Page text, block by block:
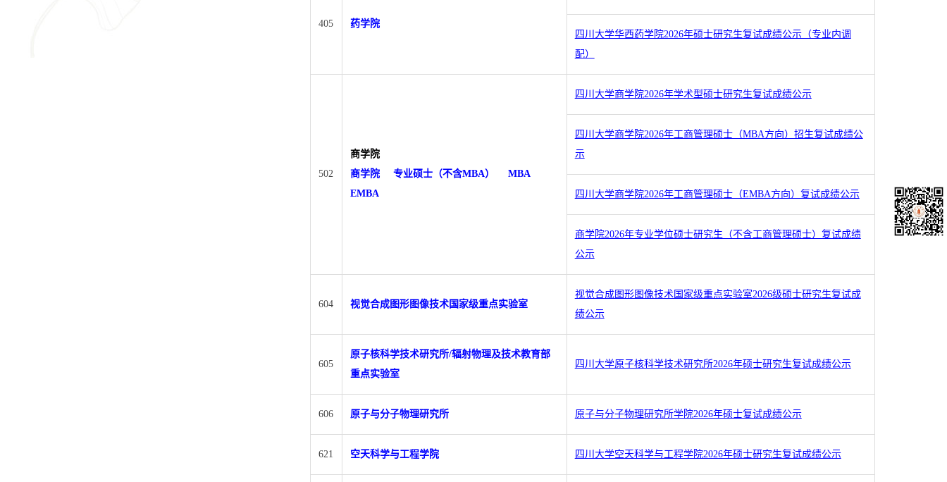
405 药学院
四川大学华西药学院2026年硕士研究生复试成绩公示（专业内调
配）
502
商学院
商学院
专业硕士（不含MBA）
MBA
EMBA
四川大学商学院2026年学术型硕士研究生复试成绩公示
四川大学商学院2026年工商管理硕士（MBA方向）招生复试成绩公
示
四川大学商学院2026年工商管理硕士（EMBA方向）复试成绩公示
商学院2026年专业学位硕士研究生（不含工商管理硕士）复试成绩
公示
604 视觉合成图形图像技术国家级重点实验室
视觉合成图形图像技术国家级重点实验室2026级硕士研究生复试成
绩公示
605
原子核科学技术研究所/辐射物理及技术教育部
重点实验室
四川大学原子核科学技术研究所2026年硕士研究生复试成绩公示
606 原子与分子物理研究所 原子与分子物理研究所学院2026年硕士复试成绩公示
621 空天科学与工程学院 四川大学空天科学与工程学院2026年硕士研究生复试成绩公示